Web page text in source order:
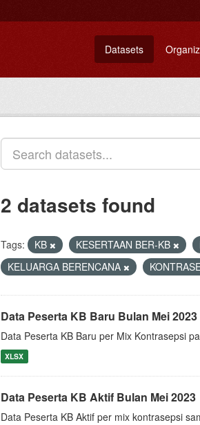
Datasets
2 datasets found
Tags: KB KESERTAAN BER-KB
KELUARGA BERENCANA
Data Peserta KB Baru Bulan Mei 2023
Data Peserta KB Baru per Mix Kontrasepsi
XLSX
Data Peserta KB Aktif Bulan Mei 2023
Data Peserta KB Aktif per mix kontrasepsi